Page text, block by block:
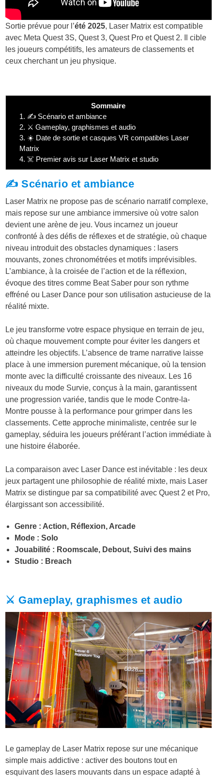
Sortie prévue pour l’été 2025, Laser Matrix est compatible
avec Meta Quest 3S, Quest 3, Quest Pro et Quest 2. Il cible
les joueurs compétitifs, les amateurs de classements et
ceux cherchant un jeu physique.
Sommaire
1. ✍️ Scénario et ambiance
2. ⚔️ Gameplay, graphismes et audio
3. ☀️ Date de sortie et casques VR compatibles Laser
Matrix
4. ☠️ Premier avis sur Laser Matrix et studio
✍️ Scénario et ambiance
Laser Matrix ne propose pas de scénario narratif complexe,
mais repose sur une ambiance immersive où votre salon
devient une arène de jeu. Vous incarnez un joueur
confronté à des défis de réflexes et de stratégie, où chaque
niveau introduit des obstacles dynamiques : lasers
mouvants, zones chronométrées et motifs imprévisibles.
L’ambiance, à la croisée de l’action et de la réflexion,
évoque des titres comme Beat Saber pour son rythme
effréné ou Laser Dance pour son utilisation astucieuse de la
réalité mixte.
Le jeu transforme votre espace physique en terrain de jeu,
où chaque mouvement compte pour éviter les dangers et
atteindre les objectifs. L’absence de trame narrative laisse
place à une immersion purement mécanique, où la tension
monte avec la difficulté croissante des niveaux. Les 16
niveaux du mode Survie, conçus à la main, garantissent
une progression variée, tandis que le mode Contre-la-
Montre pousse à la performance pour grimper dans les
classements. Cette approche minimaliste, centrée sur le
gameplay, séduira les joueurs préférant l’action immédiate à
une histoire élaborée.
La comparaison avec Laser Dance est inévitable : les deux
jeux partagent une philosophie de réalité mixte, mais Laser
Matrix se distingue par sa compatibilité avec Quest 2 et Pro,
élargissant son accessibilité.
Genre : Action, Réflexion, Arcade
Mode : Solo
Jouabilité : Roomscale, Debout, Suivi des mains
Studio : Breach
⚔️ Gameplay, graphismes et audio
Le gameplay de Laser Matrix repose sur une mécanique
simple mais addictive : activer des boutons tout en
esquivant des lasers mouvants dans un espace adapté à